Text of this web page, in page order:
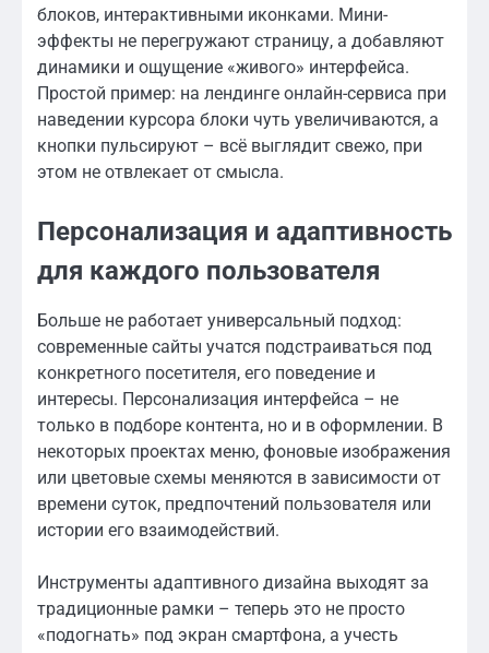
блоков, интерактивными иконками. Мини-
эффекты не перегружают страницу, а добавляют
динамики и ощущение «живого» интерфейса.
Простой пример: на лендинге онлайн-сервиса при
наведении курсора блоки чуть увеличиваются, а
кнопки пульсируют – всё выглядит свежо, при
этом не отвлекает от смысла.
Персонализация и адаптивность
для каждого пользователя
Больше не работает универсальный подход:
современные сайты учатся подстраиваться под
конкретного посетителя, его поведение и
интересы. Персонализация интерфейса – не
только в подборе контента, но и в оформлении. В
некоторых проектах меню, фоновые изображения
или цветовые схемы меняются в зависимости от
времени суток, предпочтений пользователя или
истории его взаимодействий.
Инструменты адаптивного дизайна выходят за
традиционные рамки – теперь это не просто
«подогнать» под экран смартфона, а учесть